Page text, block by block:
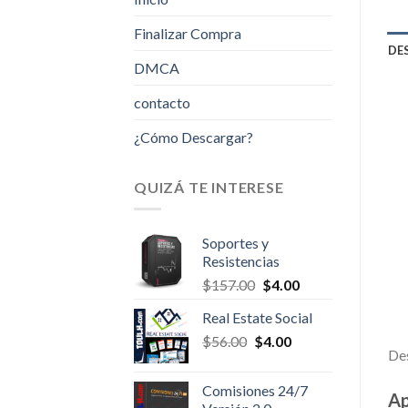
Finalizar Compra
DMCA
contacto
¿Cómo Descargar?
QUIZÁ TE INTERESE
Soportes y
Resistencias
$157.00 Original
was:
$157.00.
$4.00Current
is:
Real Estate Social
$56.00 Original
$56.00.
$4.00Current
$4.00.
Comisiones 24/7